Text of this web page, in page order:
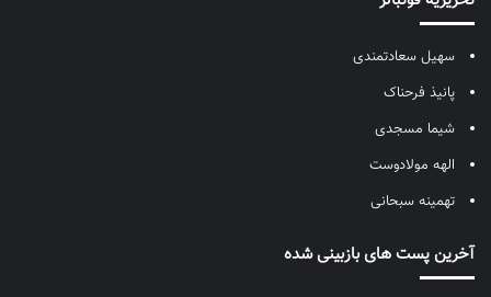
سهیل سعادتمندی
پانیذ فرحناک
شیما مسجدی
الهه مولادوست
تهمینه سبحانی
آخرین پست های بازبینی شده